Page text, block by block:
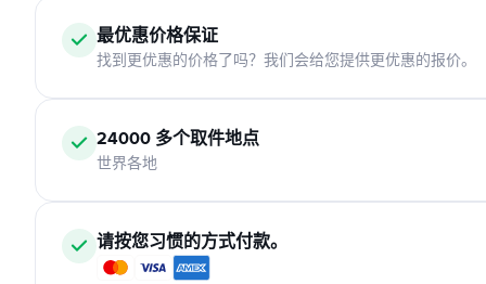
最优惠价格保证
找到更优惠的价格了吗？我们会给您提供更优惠的报价。
24000 多个取件地点
世界各地
请按您习惯的方式付款。